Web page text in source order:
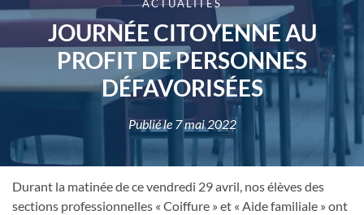
ACTUALITÉS
JOURNÉE CITOYENNE AU
PROFIT DE PERSONNES
DÉFAVORISÉES
Publié le 7 mai 2022
Durant la matinée de ce vendredi 29 avril, nos élèves des
sections professionnelles « Coiffure » et « Aide familiale » ont